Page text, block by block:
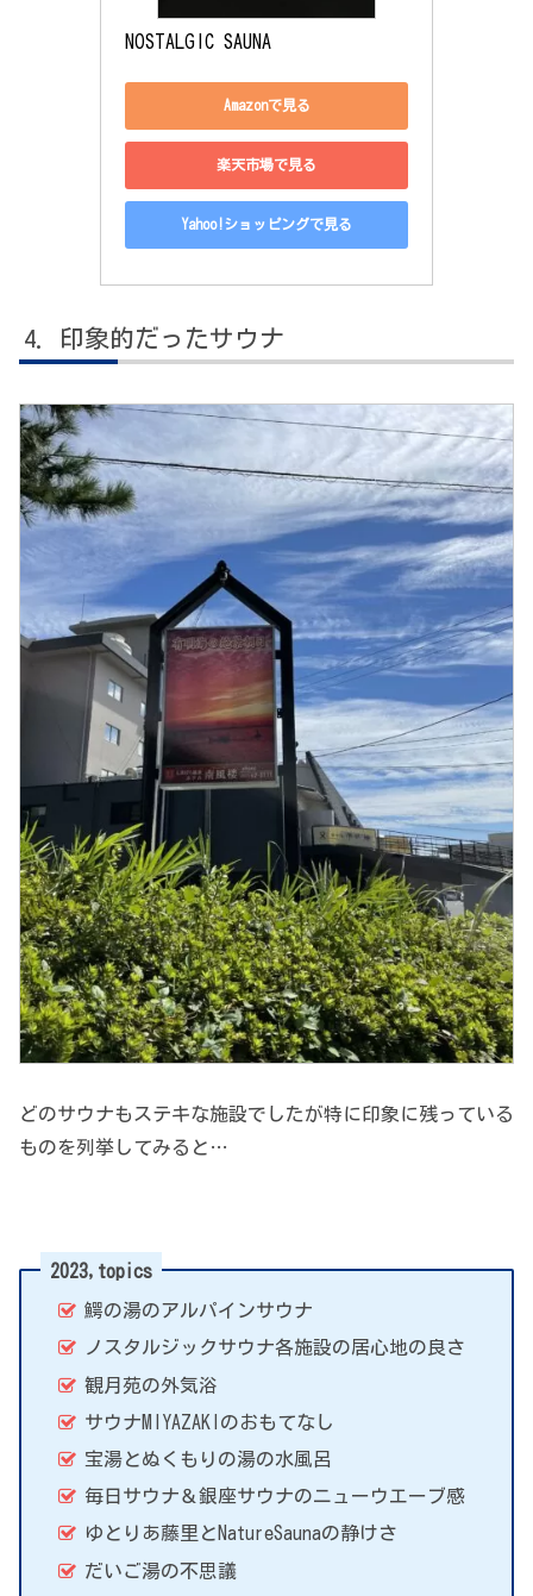
NOSTALGIC SAUNA
Amazonで見る
楽天市場で見る
Yahoo!ショッピングで見る
印象的だったサウナ
どのサウナもステキな施設でしたが特に印象に残っている
ものを列挙してみると…
2023,topics
鰐の湯のアルパインサウナ
ノスタルジックサウナ各施設の居心地の良さ
観月苑の外気浴
サウナMIYAZAKIのおもてなし
宝湯とぬくもりの湯の水風呂
毎日サウナ＆銀座サウナのニューウエーブ感
ゆとりあ藤里とNatureSaunaの静けさ
だいご湯の不思議